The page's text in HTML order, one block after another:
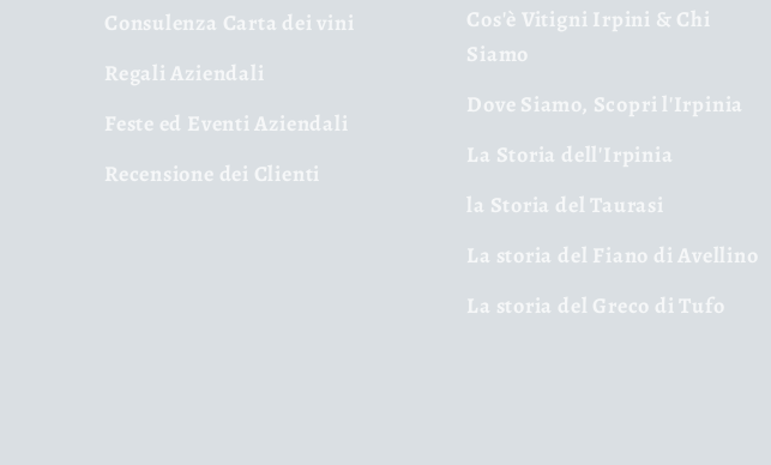
Consulenza Carta dei vini
Regali Aziendali
Feste ed Eventi Aziendali
Recensione dei Clienti
Cos'è Vitigni Irpini & Chi
Siamo
Dove Siamo, Scopri l'Irpinia
La Storia dell'Irpinia
la Storia del Taurasi
La storia del Fiano di Avellino
La storia del Greco di Tufo